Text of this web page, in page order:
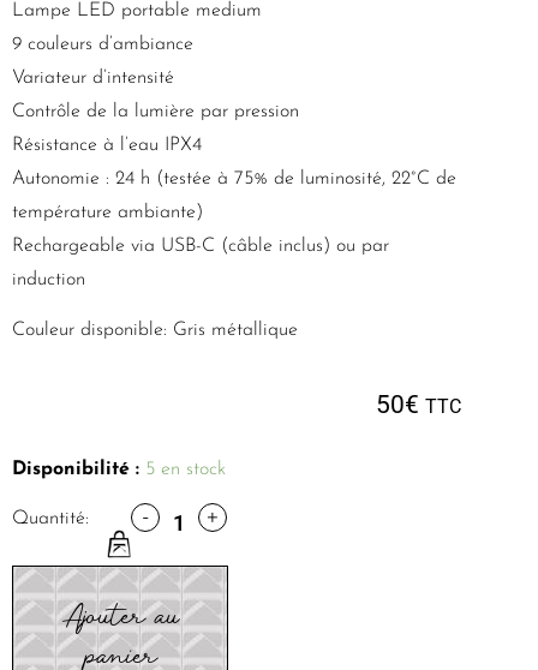
Lampe LED portable medium
9 couleurs d’ambiance
Variateur d’intensité
Contrôle de la lumière par pression
Résistance à l’eau IPX4
Autonomie : 24 h (testée à 75% de luminosité, 22°C de
température ambiante)
Rechargeable via USB-C (câble inclus) ou par
induction
Couleur disponible: Gris métallique
50€ TTC
Disponibilité : 5 en stock
Quantité: - +
Ajouter au
panier